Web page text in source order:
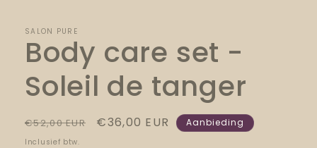
SALON PURE
Body care set -
Soleil de tanger
Normale
prijs
€52,00 EUR Aanbiedingsprijs
€36,00 EUR Aanbieding
Inclusief btw.